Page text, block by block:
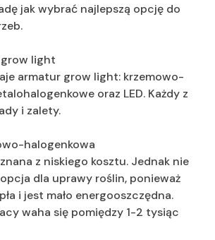
jak wybrać najlepszą opcję do
light
armatur grow light: krzemowo-
oraz LED. Każdy z
i zalety.
halogenkowa
z niskiego kosztu. Jednak nie
dla uprawy roślin, ponieważ
i jest mało energooszczędna.
waha się pomiędzy 1-2 tysiąc